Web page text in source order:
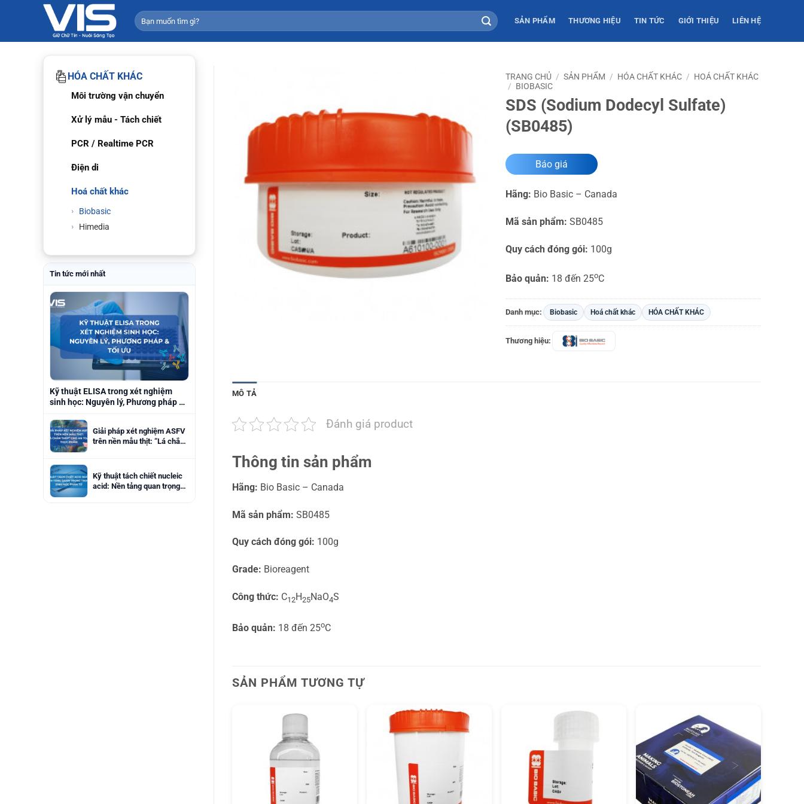
Tìm
kiếm:
SẢN PHẨM THƯƠNG HIỆU TIN TỨC GIỚI THIỆU LIÊN HỆ
HÓA CHẤT KHÁC
Môi trường vận chuyển
Xử lý mẫu - Tách chiết
PCR / Realtime PCR
Điện di
Hoá chất khác
Biobasic
Himedia
Tin tức mới nhất
Kỹ thuật ELISA trong xét nghiệm
sinh học: Nguyên lý, Phương pháp &
Giải pháp xét nghiệm ASFV
trên nền mẫu thịt: “Lá chắn
Kỹ thuật tách chiết nucleic
acid: Nền tảng quan trọng
TRANG CHỦ / SẢN PHẨM / HÓA CHẤT KHÁC / HOÁ CHẤT KHÁC
/ BIOBASIC
SDS (Sodium Dodecyl Sulfate)
(SB0485)
Báo giá
Hãng: Bio Basic – Canada
Mã sản phẩm: SB0485
Quy cách đóng gói: 100g
Bảo quản: 18 đến 25oC
Danh mục: Biobasic Hoá chất khác HÓA CHẤT KHÁC
Thương hiệu:
MÔ TẢ
Đánh giá product
Thông tin sản phẩm
Hãng: Bio Basic – Canada
Mã sản phẩm: SB0485
Quy cách đóng gói: 100g
Grade: Bioreagent
Công thức: C12H25NaO4S
Bảo quản: 18 đến 25oC
SẢN PHẨM TƯƠNG TỰ